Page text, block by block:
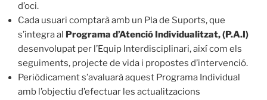
d’oci.
Cada usuari comptarà amb un Pla de Suports, que
s’integra al Programa d’Atenció Individualitzat, (P.A.I)
desenvolupat per l’Equip Interdisciplinari, així com els
seguiments, projecte de vida i propostes d’intervenció.
Periòdicament s’avaluarà aquest Programa Individual
amb l’objectiu d’efectuar les actualitzacions